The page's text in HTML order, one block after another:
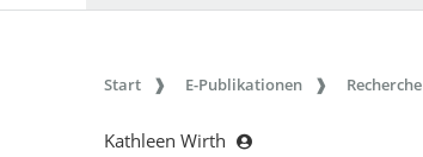
Start E-Publikationen Recherche
Kathleen Wirth